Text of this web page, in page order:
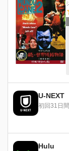
U-NEXT
初回31日
Hulu